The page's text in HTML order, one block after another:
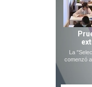
La
comenzó